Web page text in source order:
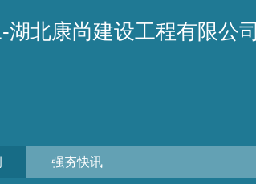
北康尚建设工程有限公司
强夯快讯